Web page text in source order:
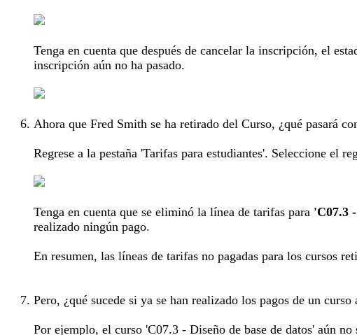
Tenga en cuenta que después de cancelar la inscripción, el
inscripción aún no ha pasado.
Ahora que Fred Smith se ha retirado del Curso, ¿qué pasará
Regrese a la pestaña 'Tarifas para estudiantes'. Seleccione el
Tenga en cuenta que se eliminó la línea de tarifas para 'C07.3
realizado ningún pago.
En resumen, las líneas de tarifas no pagadas para los cursos
Pero, ¿qué sucede si ya se han realizado los pagos de un
Por ejemplo, el curso 'C07.3 - Diseño de base de datos' aún no